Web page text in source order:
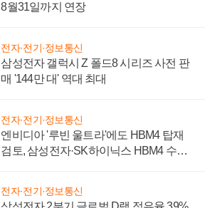
8월31일까지 연장
전자·전기·정보통신
삼성전자 갤럭시 Z 폴드8 시리즈 사전 판
매 '144만 대' 역대 최대
전자·전기·정보통신
엔비디아 '루빈 울트라'에도 HBM4 탑재
검토, 삼성전자·SK하이닉스 HBM4 수율
전자·전기·정보통신